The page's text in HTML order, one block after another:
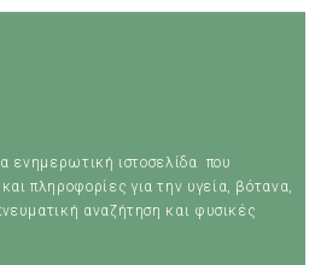
ενημερωτική ιστοσελίδα που
πληροφορίες για την υγεία, βότανα,
αναζήτηση και φυσικές